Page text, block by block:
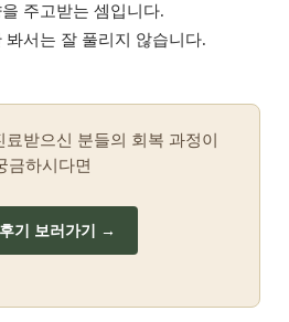
주고받는 셈입니다.
봐서는 잘 풀리지 않습니다.
받으신 분들의 회복 과정이
금하시다면
기 보러가기 →